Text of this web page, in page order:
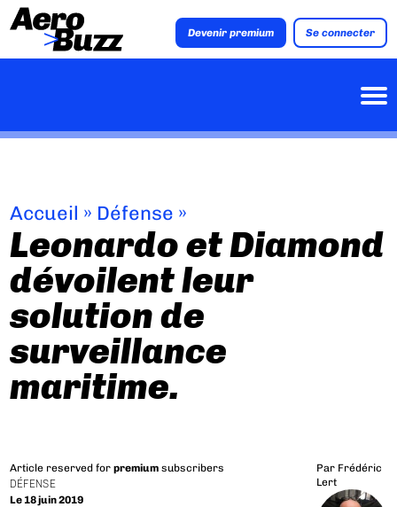
Devenir premium Se connecter
Accueil » Défense »
Leonardo et Diamond
dévoilent leur
solution de
surveillance
maritime.
Article reserved forpremium subscribers
DÉFENSE
Le 18 juin 2019
Par Frédéric
Lert